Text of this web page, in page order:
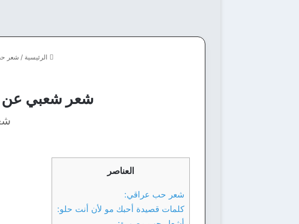
الرئيسية / شعر
شعر شعبي عن
العناصر
شعر حب عراقي:
كلمات قصيدة أحبك مو لأن أنت حلو: